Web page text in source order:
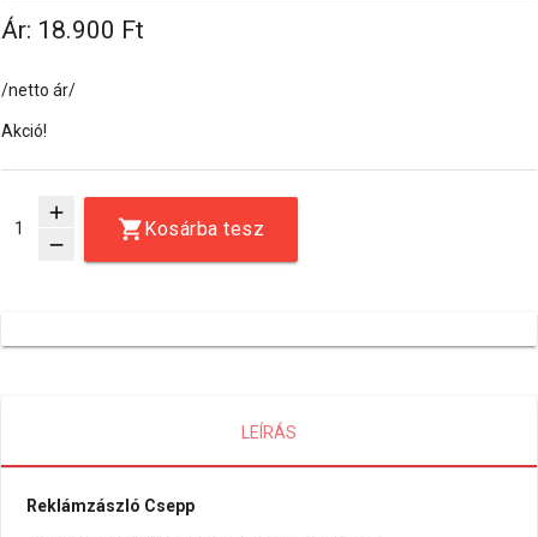
Ár: 18.900 Ft
/netto ár/
Akció!
add
remove
Kosárba tesz
LEÍRÁS
Reklámzászló Csepp